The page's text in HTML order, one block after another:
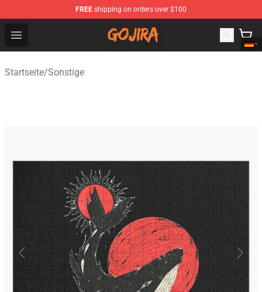
FREE shipping on orders over $100
Open menu
Gojira Shop - Official Gojira Merchandise Store
Startseite/Sonstige